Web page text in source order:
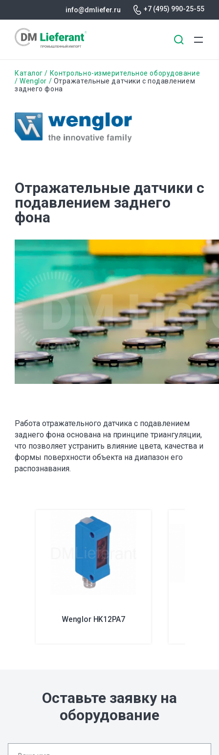
основному
info@dmliefer.ru +7 (495) 990-25-55
Строка
навигации
Каталог
Контрольно-измерительное оборудование
Wenglor
Отражательные датчики с подавлением
заднего фона
Отражательные датчики с
подавлением заднего
фона
Работа отражательного датчика с подавлением
заднего фона основана на принципе триангуляции,
что позволяет устранить влияние цвета, качества и
формы поверхности объекта на диапазон его
распознавания.
Wenglor HK12PA7
Оставьте заявку на
оборудование